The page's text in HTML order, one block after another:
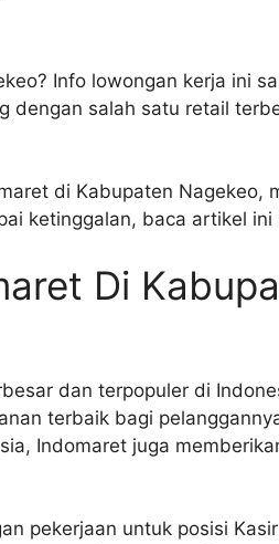
Info lowongan kerja ini
dengan salah satu retail
di Kabupaten Nagekeo,
ketinggalan, baca artikel ini
Di
dan terpopuler di
terbaik bagi
Indomaret juga
pekerjaan untuk posisi